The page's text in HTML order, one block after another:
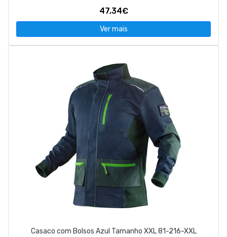
47,34€
Ver mais
Casaco com Bolsos Azul Tamanho XXL 81-216-XXL